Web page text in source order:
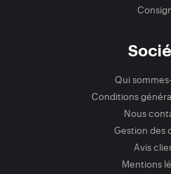
Qui
Conditions
Nous
Gestion des
Avis
Mentions